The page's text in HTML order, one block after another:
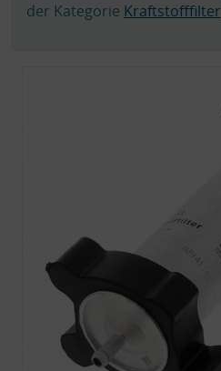
der Kategorie Kraftstofffilter